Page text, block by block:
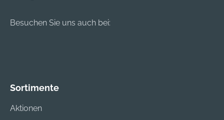
Besuchen Sie uns auch bei:
Sortimente
Aktionen